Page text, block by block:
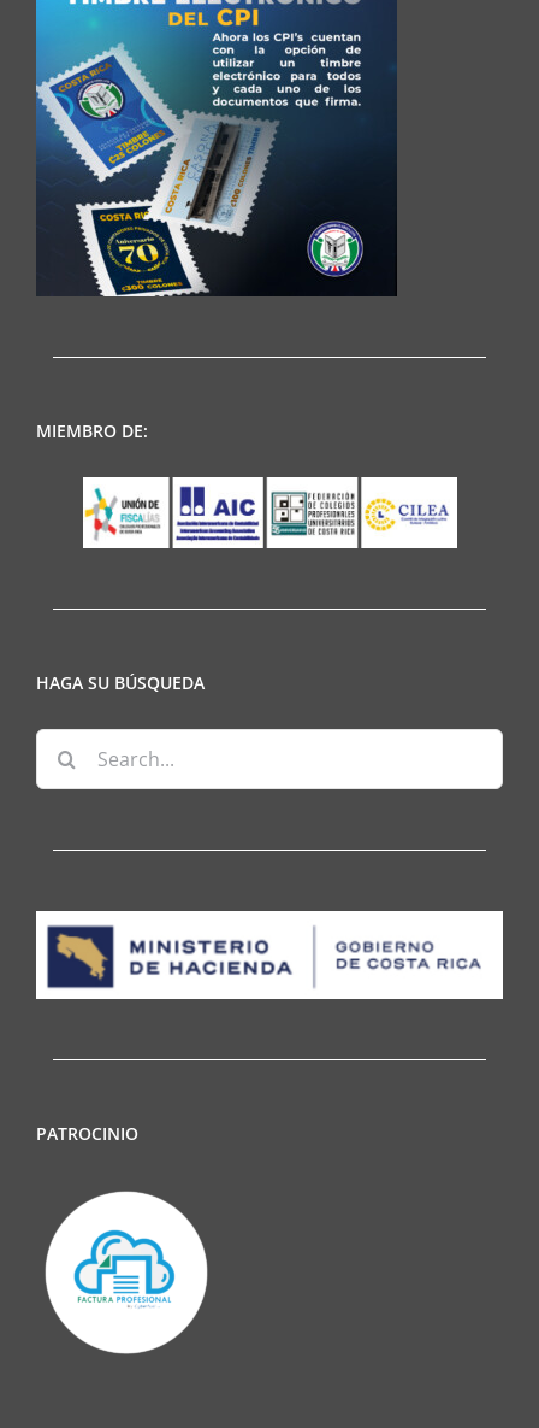
MIEMBRO DE:
HAGA SU BÚSQUEDA
Search
for:
PATROCINIO